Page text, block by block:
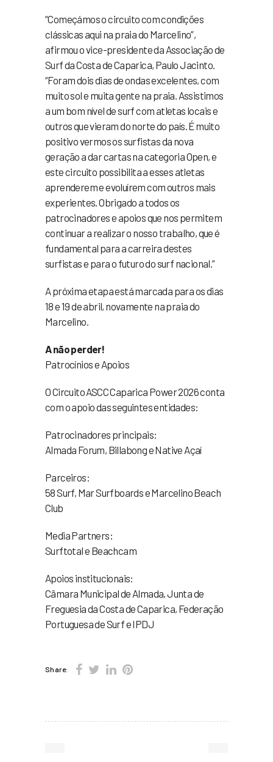
“Começámos o circuito com condições
clássicas aqui na praia do Marcelino”,
afirmou o vice-presidente da Associação de
Surf da Costa de Caparica, Paulo Jacinto.
“Foram dois dias de ondas excelentes, com
muito sol e muita gente na praia. Assistimos
a um bom nível de surf com atletas locais e
outros que vieram do norte do país. É muito
positivo vermos os surfistas da nova
geração a dar cartas na categoria Open, e
este circuito possibilita a esses atletas
aprenderem e evoluírem com outros mais
experientes. Obrigado a todos os
patrocinadores e apoios que nos permitem
continuar a realizar o nosso trabalho, que é
fundamental para a carreira destes
surfistas e para o futuro do surf nacional.”
A próxima etapa está marcada para os dias
18 e 19 de abril, novamente na praia do
Marcelino.
A não perder!
Patrocínios e Apoios
O Circuito ASCC Caparica Power 2026 conta
com o apoio das seguintes entidades:
Patrocinadores principais:
Almada Forum, Billabong e Native Açaí
Parceiros:
58 Surf, Mar Surfboards e Marcelino Beach
Club
Media Partners:
Surftotal e Beachcam
Apoios institucionais:
Câmara Municipal de Almada, Junta de
Freguesia da Costa de Caparica, Federação
Portuguesa de Surf e IPDJ
Share: